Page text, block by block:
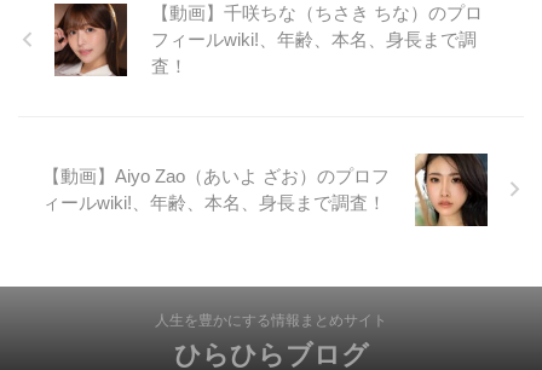
【動画】千咲ちな（ちさき ちな）のプロ
フィールwiki!、年齢、本名、身長まで調
査！
【動画】Aiyo Zao（あいよ ざお）のプロフ
ィールwiki!、年齢、本名、身長まで調査！
人生を豊かにする情報まとめサイト
ひらひらブログ